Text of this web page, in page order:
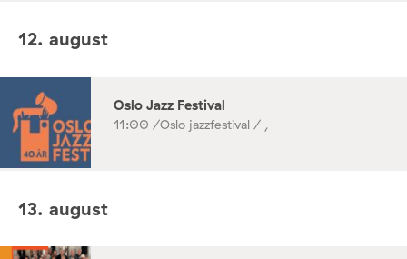
12. august
Oslo Jazz Festival
11:00 /Oslo jazzfestival / ,
13. august